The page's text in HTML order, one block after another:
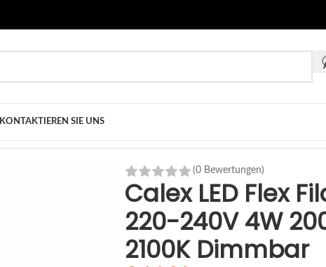
KONTAKTIEREN SIE UNS
(0 Bewertungen)
Calex LED Flex
220-240V 4W
2100K Dimmbar